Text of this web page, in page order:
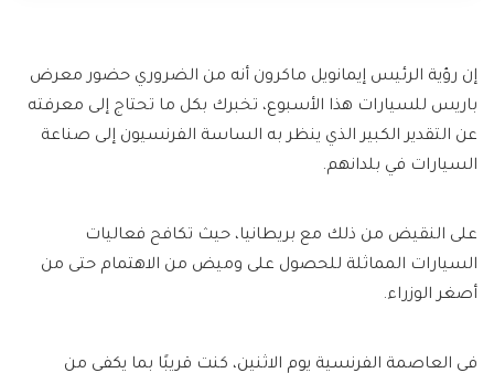
إن رؤية الرئيس إيمانويل ماكرون أنه من الضروري حضور معرض
باريس للسيارات هذا الأسبوع، تخبرك بكل ما تحتاج إلى معرفته
عن التقدير الكبير الذي ينظر به الساسة الفرنسيون إلى صناعة
السيارات في بلدانهم.
على النقيض من ذلك مع بريطانيا، حيث تكافح فعاليات
السيارات المماثلة للحصول على وميض من الاهتمام حتى من
أصغر الوزراء.
في العاصمة الفرنسية يوم الاثنين، كنت قريبًا بما يكفي من